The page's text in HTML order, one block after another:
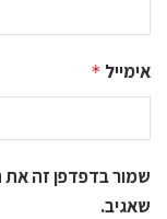
אימייל *
שמור בדפדפן זה
שאגיב.